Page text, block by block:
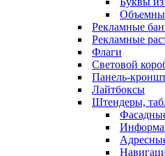
Рекламные
Рекламные
Флаги
Световой
Панель-
Лайтбоксы
Штендеры,